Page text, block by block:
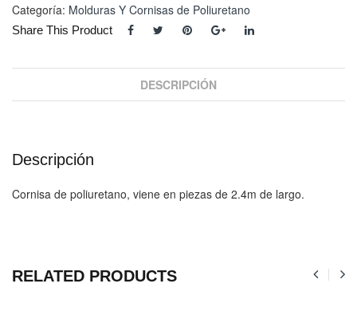
Categoría: Molduras Y Cornisas de Poliuretano
Share This Product
DESCRIPCIÓN
Descripción
Cornisa de poliuretano, viene en piezas de 2.4m de largo.
RELATED PRODUCTS